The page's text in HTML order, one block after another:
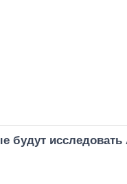
будут исследовать